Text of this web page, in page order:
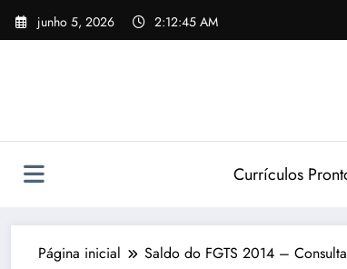
Pular
para
junho 5, 2026 2:12:46 AM
Currículos
Página inicial Saldo do FGTS 2014 –